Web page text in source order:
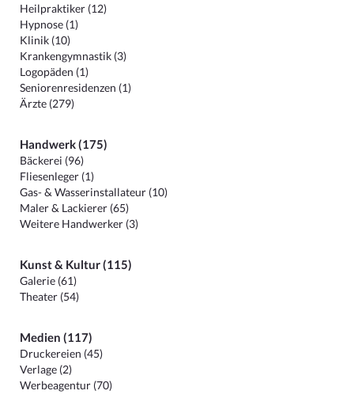
Heilpraktiker (12)
Hypnose (1)
Klinik (10)
Krankengymnastik (3)
Logopäden (1)
Seniorenresidenzen (1)
Ärzte (279)
Handwerk (175)
Bäckerei (96)
Fliesenleger (1)
Gas- & Wasserinstallateur (10)
Maler & Lackierer (65)
Weitere Handwerker (3)
Kunst & Kultur (115)
Galerie (61)
Theater (54)
Medien (117)
Druckereien (45)
Verlage (2)
Werbeagentur (70)